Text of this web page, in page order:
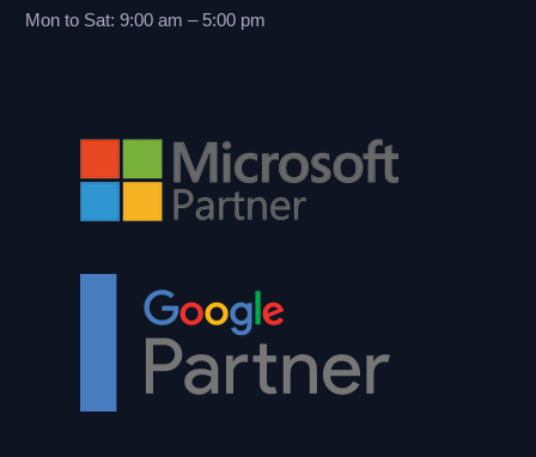
Mon to Sat: 9:00 am – 5:00 pm